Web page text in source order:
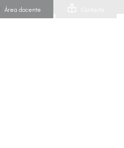
Área docente